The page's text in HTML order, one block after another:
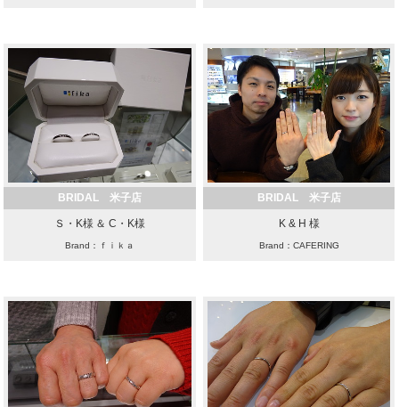
BRIDAL 米子店
Ｓ・K様 ＆ C・K様
Brand：ｆｉｋａ
BRIDAL 米子店
K & H 様
Brand：CAFERING